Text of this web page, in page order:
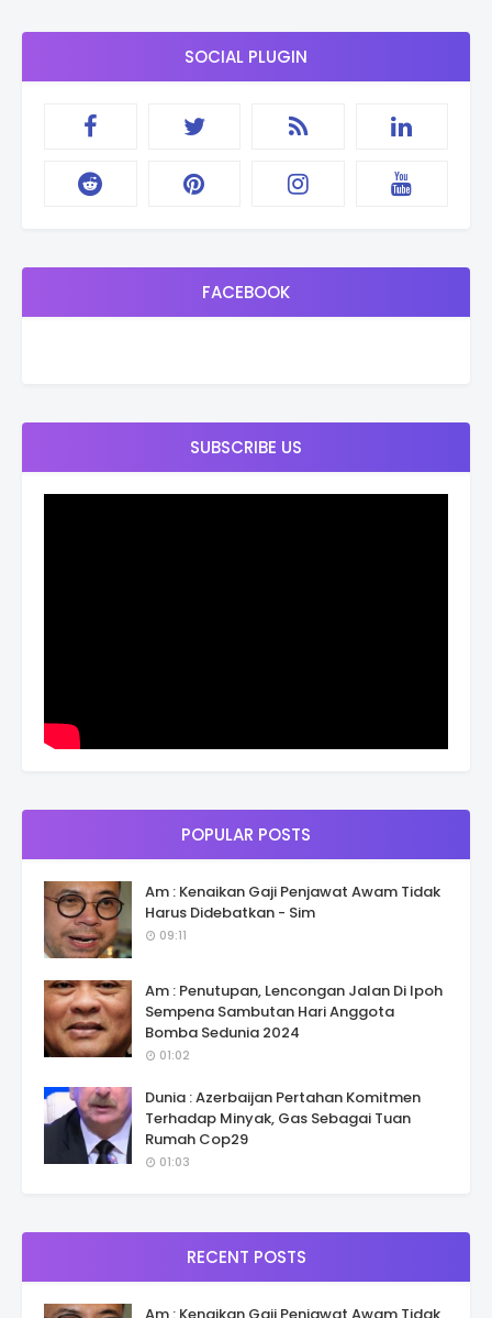
SOCIAL PLUGIN
FACEBOOK
SUBSCRIBE US
POPULAR POSTS
Am : Kenaikan Gaji Penjawat Awam Tidak
Harus Didebatkan - Sim
09:11
Am : Penutupan, Lencongan Jalan Di Ipoh
Sempena Sambutan Hari Anggota
Bomba Sedunia 2024
01:02
Dunia : Azerbaijan Pertahan Komitmen
Terhadap Minyak, Gas Sebagai Tuan
Rumah Cop29
01:03
RECENT POSTS